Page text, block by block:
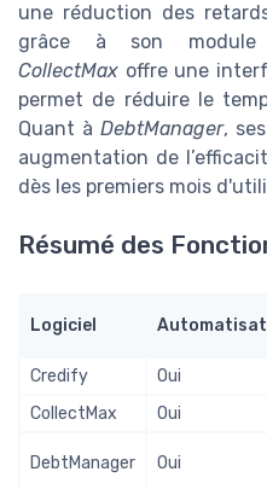
une réduction des
grâce à son module
CollectMax offre une
permet de réduire le
Quant à DebtManager,
augmentation de
dès les premiers mois
Résumé des
Logiciel
Credify
Oui
CollectMax
Oui
DebtManager Oui